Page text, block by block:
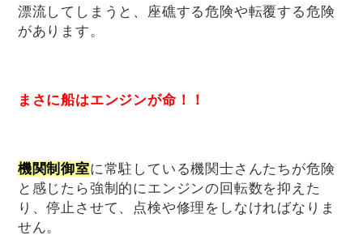
漂流してしまうと、座礁する危険や転覆する危険
があります。
まさに船はエンジンが命！！
機関制御室に常駐している機関士さんたちが危険
と感じたら強制的にエンジンの回転数を抑えた
り、停止させて、点検や修理をしなければなりま
せん。